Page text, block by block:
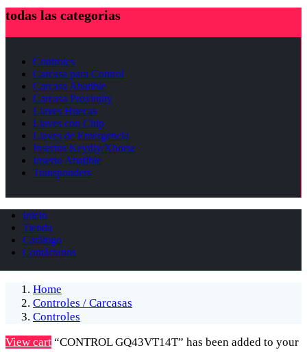
todas las categorias
Controles
Carcasa para Control
Carcasa Abatible
Carcasa Proximity
Llaves Huecas
Llaves con Chip
Llaves de Emergencia
Insertos Keydiy/Xhorse
Inserto Abatible
Transponders
Inicio
Tienda
Catálogo
Contáctanos
Home
Controles / Carcasas
Controles
View cart “CONTROL GQ43VT14T” has been added to your